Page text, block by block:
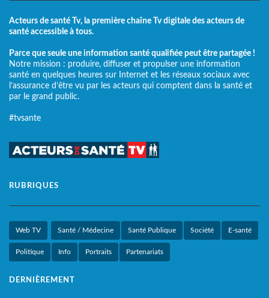
Acteurs de santé Tv, la première chaîne Tv digitale des acteurs de
santé accessible à tous.
Parce que seule une information santé qualifiée peut être partagée !
Notre mission : produire, diffuser et propulser une information
santé en quelques heures sur Internet et les réseaux sociaux avec
l’assurance d’être vu par les acteurs qui comptent dans la santé et
par le grand public.
#tvsante
RUBRIQUES
Web TV Santé / Médecine Santé Publique Société E-santé
Politique Info Portraits Partenariats
DERNIÈREMENT